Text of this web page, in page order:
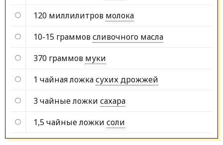
120 миллилитров молока
10-15 граммовсливочного масла
370 граммов муки
1 чайная ложкасухих дрожжей
3 чайные ложки сахара
1,5 чайные ложки соли